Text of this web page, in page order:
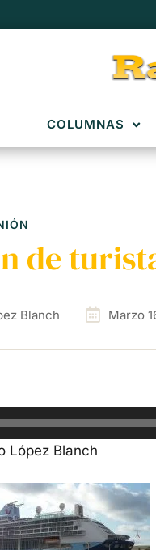
COLUMNAS
de
Blanch Marzo
López Blanch